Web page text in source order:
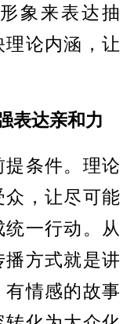
象来表达抽
论内涵，让
表达亲和力
条件。理论
，让尽可能
一行动。从
方式就是讲
情感的故事